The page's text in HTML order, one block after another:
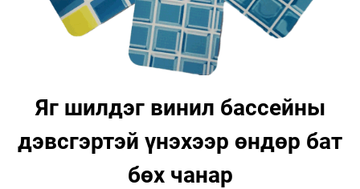
Яг шилдэг винил бассейны
дэвсгэртэй үнэхээр өндөр бат
бөх чанар